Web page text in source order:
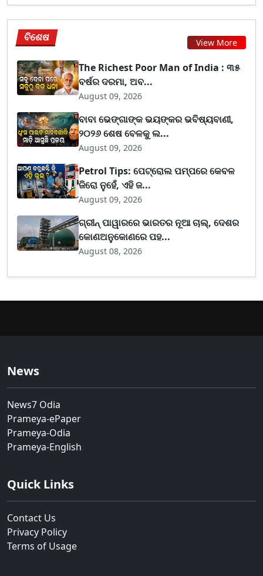
ବିଶେଷ View More
The Richest Poor Man of India : ୩୫
ବର୍ଷର ଦରମା, ଅବ...
August 09, 2026
ବାବା ଭେଙ୍ଗାଙ୍କ ଭୟଙ୍କର ଭବିଷ୍ୟବାଣୀ,
୨୦୨୬ ଶେଷ ବେଳକୁ ଲ...
August 09, 2026
Petrol Tips: ପେଟ୍ରୋଲ ପମ୍ପରେ କେବଳ
ଜିରୋ ନୁହେଁ, ଏହି ଜ...
August 09, 2026
ଗ୍ରୀନ୍ ପାୱାରରେ ଭାରତର ନୂଆ ଚାଲ୍, ଦେଶର
କୋଣଅନୁକୋଣରେ ପହ...
August 08, 2026
News
News7 Odia
Prameya-ePaper
Prameya-Odia
Prameya-English
Quick Links
Contact Us
Privacy Policy
Terms of Usage